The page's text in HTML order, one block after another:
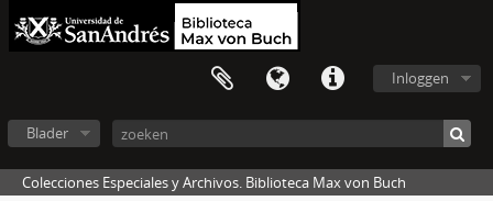
Inloggen
Blader
Colecciones Especiales y Archivos. Biblioteca Max von Buch